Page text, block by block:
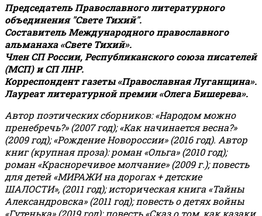
Председатель Православного литературного
объединения "Свете Тихий".
Составитель Международного православного
альманаха «Свете Тихий».
Член СП России, Республиканского союза писателей
(МСП) и СП ЛНР.
Корреспондент газеты «Православная Луганщина».
Лауреат литературной премии «Олега Бишерева».
Автор поэтических сборников: «Народом можно
пренебречь?» (2007 год); «Как начинается весна?»
(2009 год); «Рождение Новороссии» (2016 год). Автор
книг (крупная проза): роман «Ольга» (2010 год);
роман «Красноречивое молчание» (2009 г.); повесть
для детей «МИРАЖИ на дорогах + детские
ШАЛОСТИ», (2011 год); историческая книга «Тайны
Александровска» (2011 год); повесть о детях войны
«Гутенька» (2019 год); повесть «Сказ о том, как казаки